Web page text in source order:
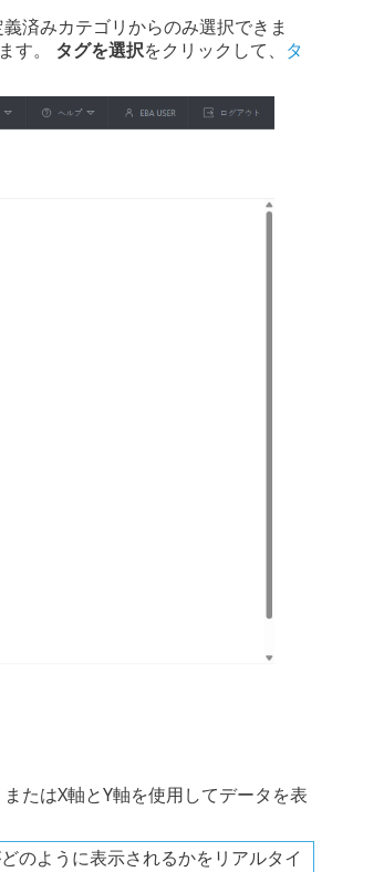
済みカテゴリからのみ選択できま
す。 タグを選択をクリックして、
タ
たはX軸とY軸を使用してデータを表
のように表示されるかをリアルタイ